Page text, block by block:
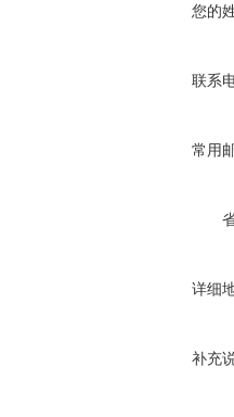
您的
联系
常用
详细
补充